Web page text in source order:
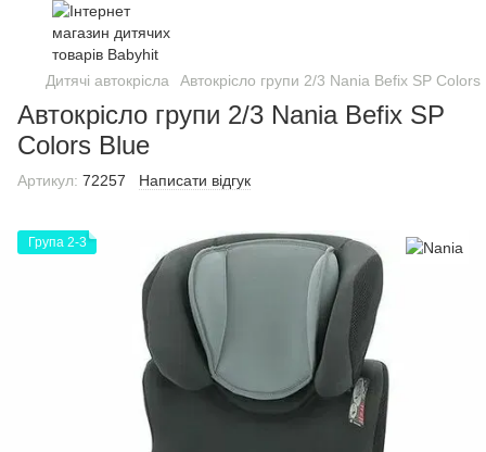
Дитячі автокрісла Автокрісло групи 2/3 Nania Befix SP Colors
Автокрісло групи 2/3 Nania Befix SP
Colors Blue
Артикул: 72257 Написати відгук
Група 2-3